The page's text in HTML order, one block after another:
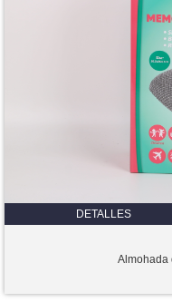
DETALLES
Almohada